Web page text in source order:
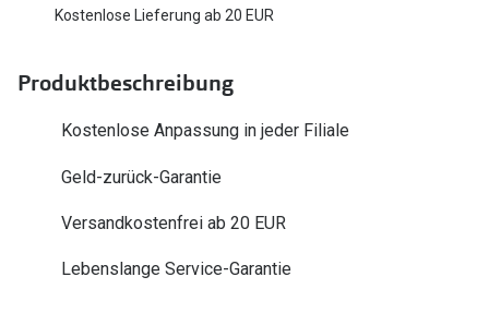
Nuance Audio Brille
Brillentrends 2026
Glaspakete
Glasveredelungen
Kostenlose Lieferung ab 20 EUR
Produktbeschreibung
Kostenlose Anpassung in jeder Filiale
Geld-zurück-Garantie
Versandkostenfrei ab 20 EUR
Lebenslange Service-Garantie